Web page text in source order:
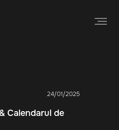
24/01/2025
Calendarul de